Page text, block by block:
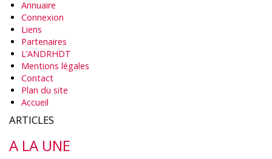
Annuaire
Connexion
Liens
Partenaires
L’ANDRHDT
Mentions légales
Contact
Plan du site
Accueil
ARTICLES
A LA UNE